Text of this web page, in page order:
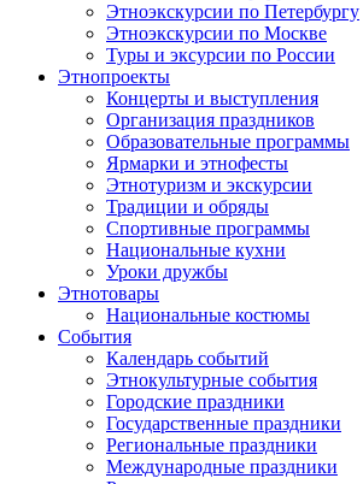
Этноэкскурсии по Петербургу
Этноэкскурсии по Москве
Туры и эксурсии по России
Этнопроекты
Концерты и выступления
Организация праздников
Образовательные программы
Ярмарки и этнофесты
Этнотуризм и экскурсии
Традиции и обряды
Спортивные программы
Национальные кухни
Уроки дружбы
Этнотовары
Национальные костюмы
События
Календарь событий
Этнокультурные события
Городские праздники
Государственные праздники
Региональные праздники
Международные праздники